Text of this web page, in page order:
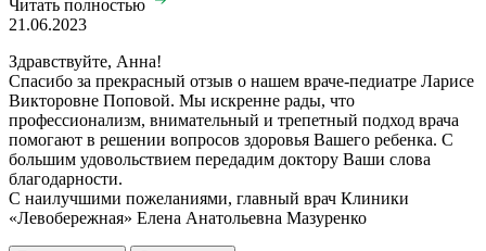
Читать полностью
21.06.2023
Здравствуйте, Анна!
Спасибо за прекрасный отзыв о нашем враче-педиатре Ларисе
Викторовне Поповой. Мы искренне рады, что
профессионализм, внимательный и трепетный подход врача
помогают в решении вопросов здоровья Вашего ребенка. С
большим удовольствием передадим доктору Ваши слова
благодарности.
​​​​​​​С наилучшими пожеланиями, главный врач Клиники
«Левобережная» Елена Анатольевна Мазуренко